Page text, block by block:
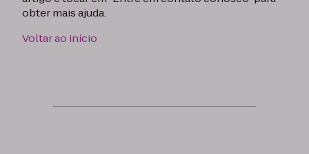
obter mais ajuda.
Voltar ao início